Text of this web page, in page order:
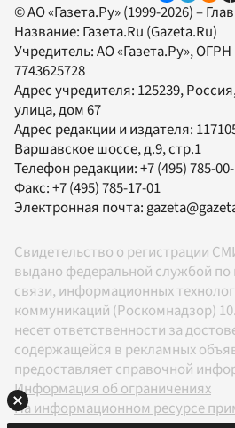
© АО «Газета.Ру» (1999-2026) –
Название: Газета.Ru (Gazeta.Ru)
Учредитель:АО «Газета.Ру», ОГРН
7743625728
Адрес учредителя: 125239,
улица, дом 67
Адрес редакции и издателя:
Варшавское шоссе, д.9, стр.1
Телефон редакции:+7 (495) 785-
Факс:+7 (495) 785-17-01
Электронная почта:
Свидетельство о регистрации
выдано федеральной службой по
связи, информационных
коммуникаций (Роскомнадзор)
несет ответственности за
содержащейся в рекламных
предоставляет справочной
Информация об ограничениях
На информационном ресурсе